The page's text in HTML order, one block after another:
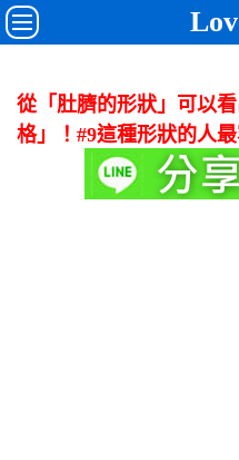
從「肚臍的形狀」可以
格」！#9這種形狀的人最